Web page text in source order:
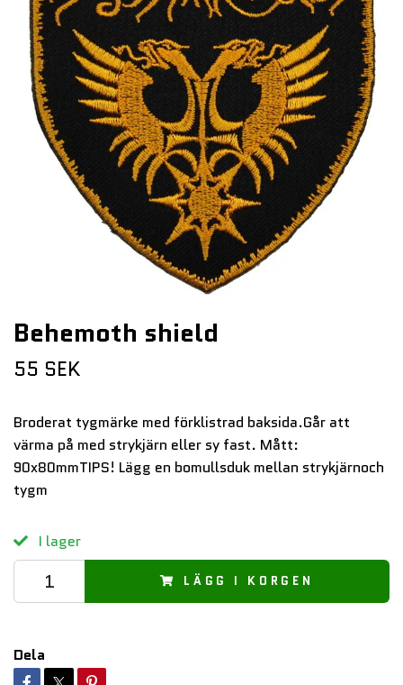
Behemoth shield
55 SEK
Broderat tygmärke med förklistrad baksida.Går att
värma på med strykjärn eller sy fast. Mått:
90x80mmTIPS! Lägg en bomullsduk mellan strykjärnoch
tygm
I lager
LÄGG I KORGEN
Dela